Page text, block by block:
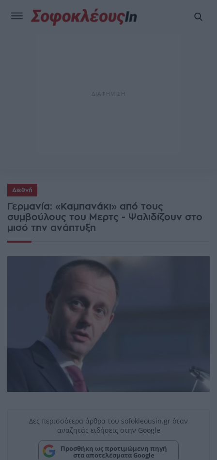
Διεθνή
Γερμανία: «Καμπανάκι» από τους
συμβούλους του Μερτς - Ψαλιδίζουν στο
μισό την ανάπτυξη
Δες περισσότερα άρθρα του sofokleousin.gr όταν
αναζητάς ειδήσεις στην Google
Προσθήκη ως προτιμώμενη πηγή
στα αποτελέσματα Google